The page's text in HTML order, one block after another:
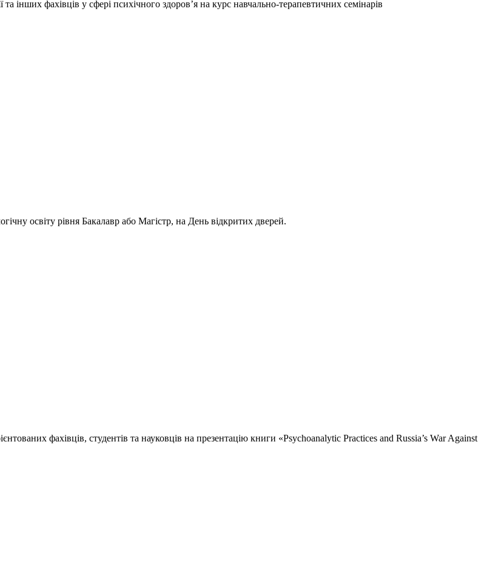
інших фахівців у сфері психічного здоров’я на курс навчально-терапевтичних семінарів
освіту рівня Бакалавр або Магістр, на День відкритих дверей.
фахівців, студентів та науковців на презентацію книги «Psychoanalytic Practices and Russia’s War Against